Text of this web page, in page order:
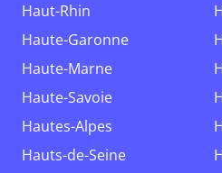
Haut-Rhin
Haute-Garonne
Haute-Marne
Haute-Savoie
Hautes-Alpes
Hauts-de-Seine